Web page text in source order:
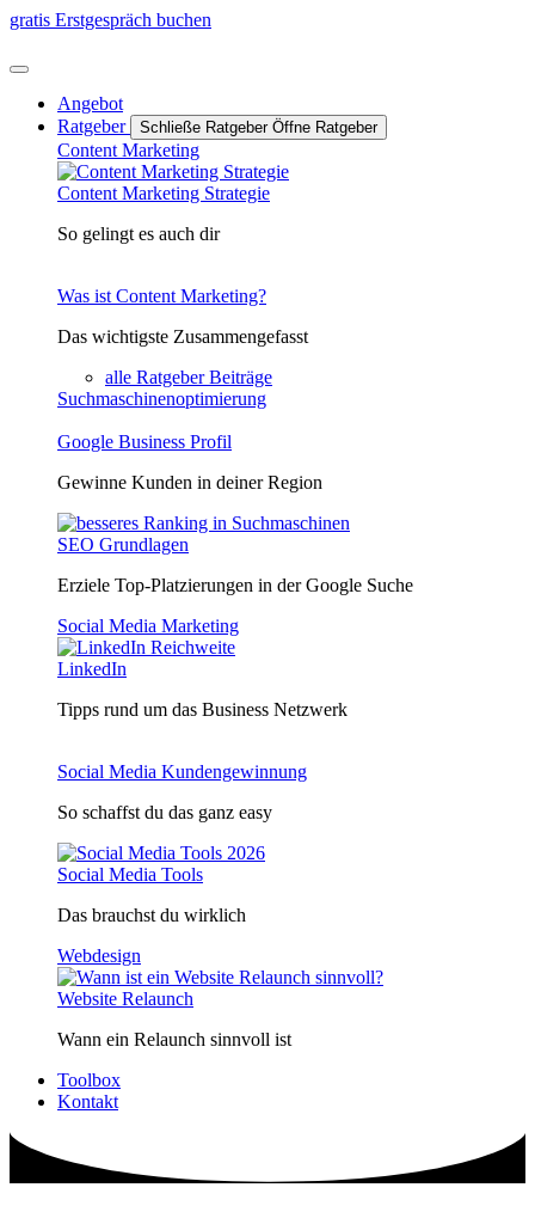
Zum
springen
gratis Erstgespräch buchen
Angebot
Ratgeber
Schließe Ratgeber Öffne Ratgeber
Content Marketing
Content Marketing Strategie
So gelingt es auch dir
Was ist Content Marketing?
Das wichtigste Zusammengefasst
alle Ratgeber Beiträge
Suchmaschinenoptimierung
Google Business Profil
Gewinne Kunden in deiner Region
SEO Grundlagen
Erziele Top-Platzierungen in der Google Suche
Social Media Marketing
LinkedIn
Tipps rund um das Business Netzwerk
Social Media Kundengewinnung
So schaffst du das ganz easy
Social Media Tools
Das brauchst du wirklich
Webdesign
Website Relaunch
Wann ein Relaunch sinnvoll ist
Toolbox
Kontakt